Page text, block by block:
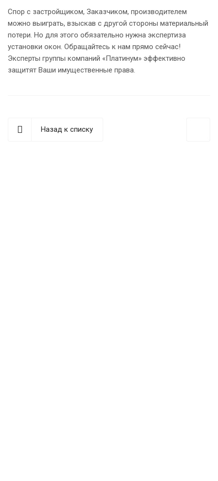
Спор с застройщиком, Заказчиком, производителем
можно выиграть, взыскав с другой стороны материальный
потери. Но для этого обязательно нужна экспертиза
установки окон. Обращайтесь к нам прямо сейчас!
Эксперты группы компаний «Платинум» эффективно
защитят Ваши имущественные права.
Назад к списку